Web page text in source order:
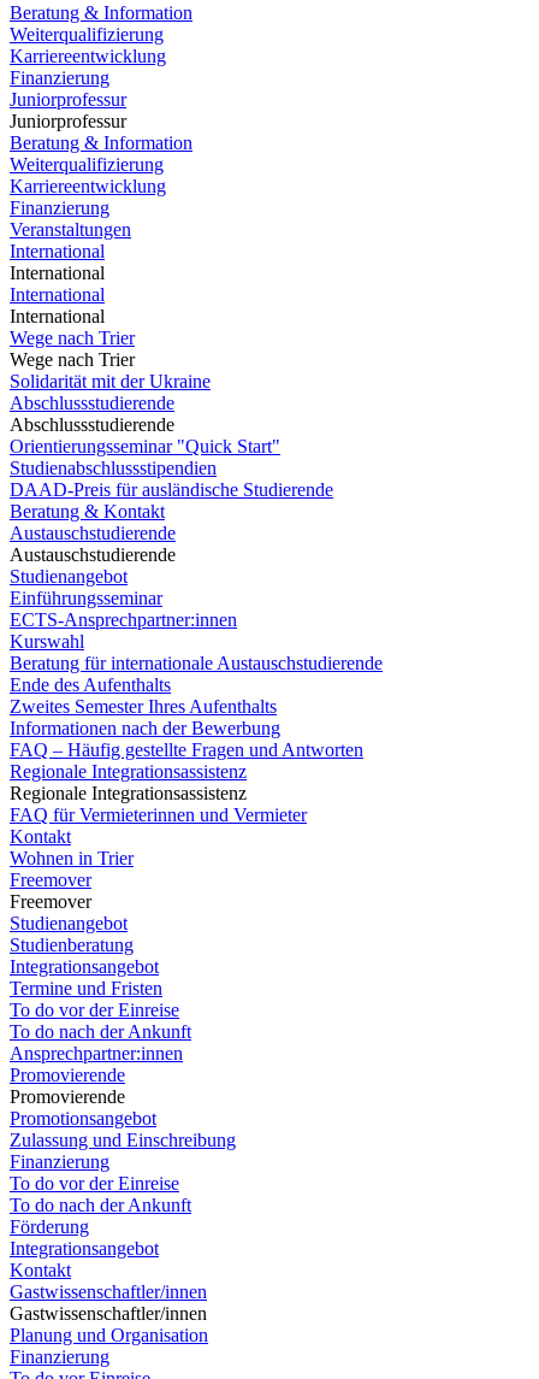
Beratung & Information
Weiterqualifizierung
Karriereentwicklung
Finanzierung
Juniorprofessur
Juniorprofessur
Beratung & Information
Weiterqualifizierung
Karriereentwicklung
Finanzierung
Veranstaltungen
International
International
International
International
Wege nach Trier
Wege nach Trier
Solidarität mit der Ukraine
Abschlussstudierende
Abschlussstudierende
Orientierungsseminar "Quick Start"
Studienabschlussstipendien
DAAD-Preis für ausländische Studierende
Beratung & Kontakt
Austauschstudierende
Austauschstudierende
Studienangebot
Einführungsseminar
ECTS-Ansprechpartner:innen
Kurswahl
Beratung für internationale Austauschstudierende
Ende des Aufenthalts
Zweites Semester Ihres Aufenthalts
Informationen nach der Bewerbung
FAQ – Häufig gestellte Fragen und Antworten
Regionale Integrationsassistenz
Regionale Integrationsassistenz
FAQ für Vermieterinnen und Vermieter
Kontakt
Wohnen in Trier
Freemover
Freemover
Studienangebot
Studienberatung
Integrationsangebot
Termine und Fristen
To do vor der Einreise
To do nach der Ankunft
Ansprechpartner:innen
Promovierende
Promovierende
Promotionsangebot
Zulassung und Einschreibung
Finanzierung
To do vor der Einreise
To do nach der Ankunft
Förderung
Integrationsangebot
Kontakt
Gastwissenschaftler/innen
Gastwissenschaftler/innen
Planung und Organisation
Finanzierung